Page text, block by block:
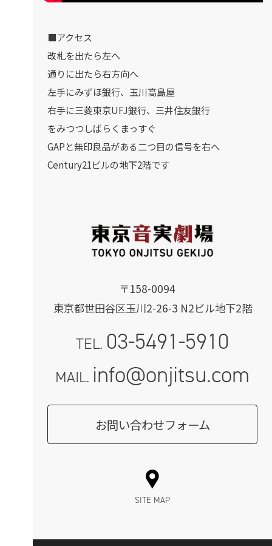
〒158-0094
東京都世田谷区玉川2-26-3 N2ビル地下2階
TEL. 03-5491-5910
MAIL. info@onjitsu.com
お問い合わせフォーム
■アクセス
改札を出たら左へ
通りに出たら右方向へ
左手にみずほ銀行、玉川高島屋
右手に三菱東京UFJ銀行、三井住友銀行
をみつつしばらくまっすぐ
GAPと無印良品がある二つ目の信号を右へ
Century21ビルの地下2階です
SITE MAP